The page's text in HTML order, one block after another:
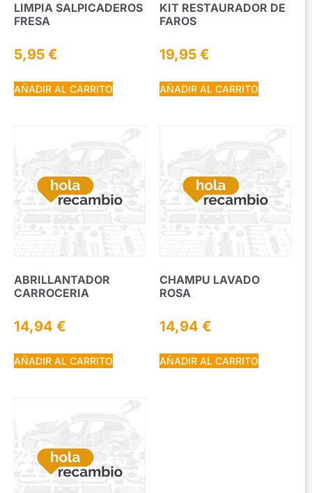
LIMPIA SALPICADEROS
FRESA
5,95 €
AÑADIR AL CARRITO
KIT RESTAURADOR DE
FAROS
19,95 €
AÑADIR AL CARRITO
ABRILLANTADOR
CARROCERIA
14,94 €
AÑADIR AL CARRITO
CHAMPU LAVADO
ROSA
14,94 €
AÑADIR AL CARRITO